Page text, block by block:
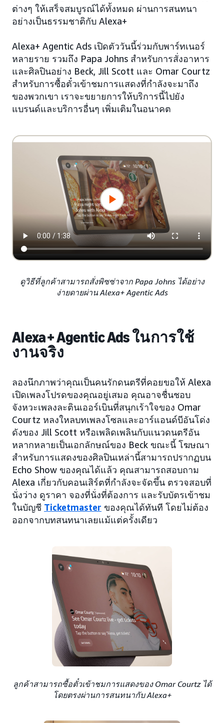
ต่างๆ ให้เสร็จสมบูรณ์ได้ทั้งหมด ผ่านการสนทนา
อย่างเป็นธรรมชาติกับ Alexa+
Alexa+ Agentic Ads เปิดตัววันนี้ร่วมกับพาร์ทเนอร์
หลายราย รวมถึง Papa Johns สำหรับการสั่งอาหาร
และศิลปินอย่าง Beck, Jill Scott และ Omar Courtz
สำหรับการซื้อตั๋วเข้าชมการแสดงที่กำลังจะมาถึง
ของพวกเขา เราจะขยายการให้บริการนี้ไปยัง
แบรนด์และบริการอื่นๆ เพิ่มเติมในอนาคต
ดูวิธีที่ลูกค้าสามารถสั่งพิซซ่าจาก Papa Johns ได้อย่าง
ง่ายดายผ่าน Alexa+ Agentic Ads
Alexa+ Agentic Ads ในการใช้
งานจริง
ลองนึกภาพว่าคุณเป็นคนรักดนตรีที่คอยขอให้ Alexa
เปิดเพลงโปรดของคุณอยู่เสมอ คุณอาจชื่นชอบ
จังหวะเพลงละตินเออร์เบินที่สนุกเร้าใจของ Omar
Courtz หลงใหลบทเพลงโซลและอาร์แอนด์บีอันโด่ง
ดังของ Jill Scott หรือเพลิดเพลินกับแนวดนตรีอัน
หลากหลายเป็นเอกลักษณ์ของ Beck ขณะนี้ โฆษณา
สำหรับการแสดงของศิลปินเหล่านี้สามารถปรากฏบน
Echo Show ของคุณได้แล้ว คุณสามารถสอบถาม
Alexa เกี่ยวกับคอนเสิร์ตที่กำลังจะจัดขึ้น ตรวจสอบที่
นั่งว่าง ดูราคา จองที่นั่งที่ต้องการ และรับบัตรเข้าชม
ในบัญชี Ticketmaster ของคุณได้ทันที โดยไม่ต้อง
ออกจากบทสนทนาเลยแม้แต่ครั้งเดียว
ลูกค้าสามารถซื้อตั๋วเข้าชมการแสดงของ Omar Courtz ได้
โดยตรงผ่านการสนทนากับ Alexa+